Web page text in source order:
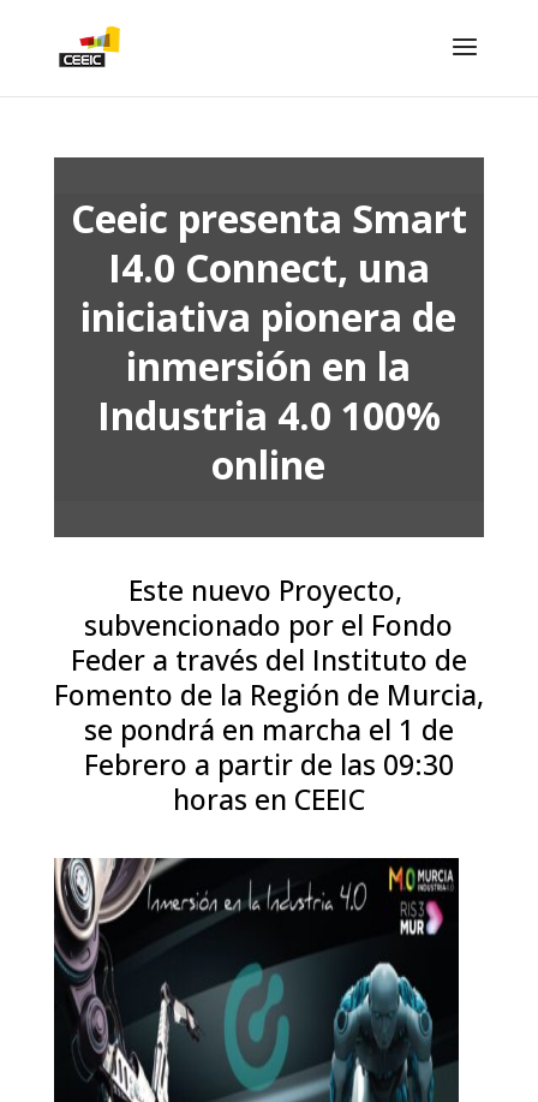
Ceeic presenta Smart
I4.0 Connect, una
iniciativa pionera de
inmersión en la
Industria 4.0 100%
online
Este nuevo Proyecto,
subvencionado por el Fondo
Feder a través del Instituto de
Fomento de la Región de Murcia,
se pondrá en marcha el 1 de
Febrero a partir de las 09:30
horas en CEEIC